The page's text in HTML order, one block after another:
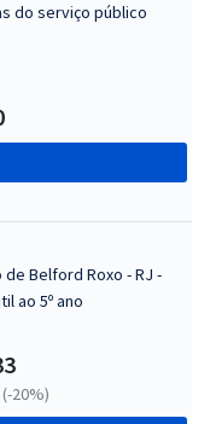
do serviço público
de Belford Roxo - RJ -
ao 5º ano
20%)